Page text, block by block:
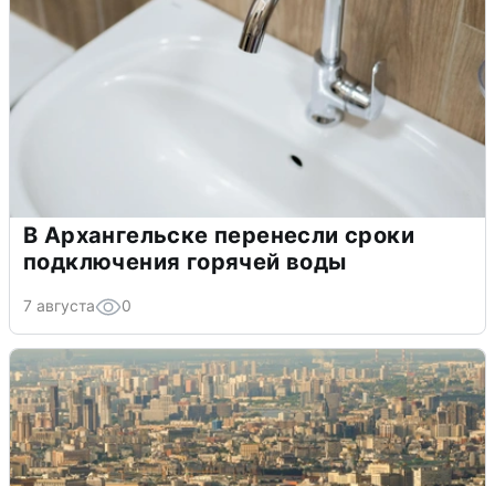
В Архангельске перенесли сроки
подключения горячей воды
7 августа 0